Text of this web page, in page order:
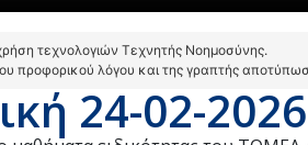
τεχνολογιών Τεχνητής Νοημοσύνης.
προφορικού λόγου και της γραπτής
24-02-2026